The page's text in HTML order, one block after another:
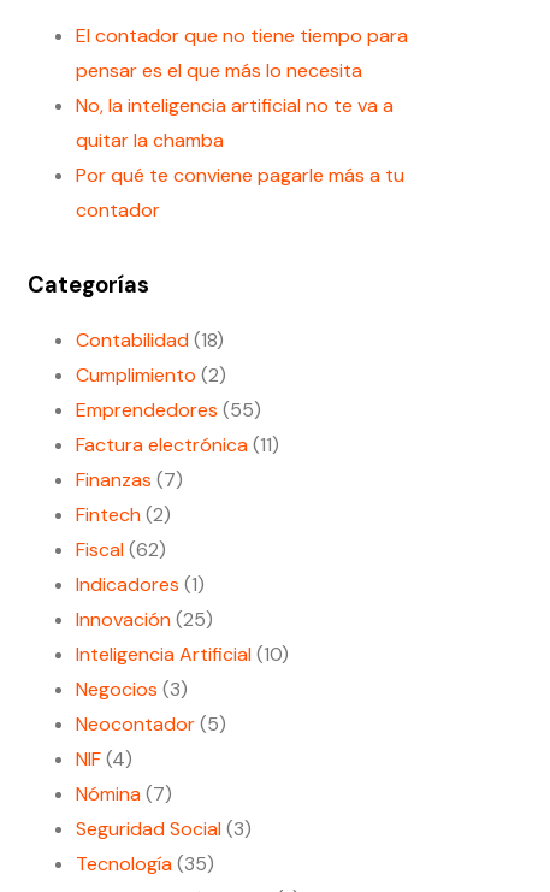
El contador que no tiene tiempo para
pensar es el que más lo necesita
No, la inteligencia artificial no te va a
quitar la chamba
Por qué te conviene pagarle más a tu
contador
Categorías
Contabilidad(18)
Cumplimiento (2)
Emprendedores (55)
Factura electrónica(11)
Finanzas (7)
Fintech(2)
Fiscal(62)
Indicadores (1)
Innovación(25)
Inteligencia Artificial(10)
Negocios (3)
Neocontador(5)
NIF(4)
Nómina(7)
Seguridad Social(3)
Tecnología(35)